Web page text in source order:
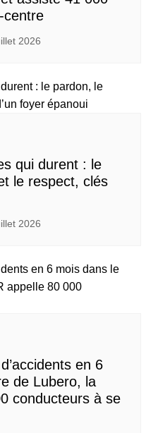
centre
2026
qui durent : le
le respect, clés
2026
en 6
de Lubero, la
conducteurs à se